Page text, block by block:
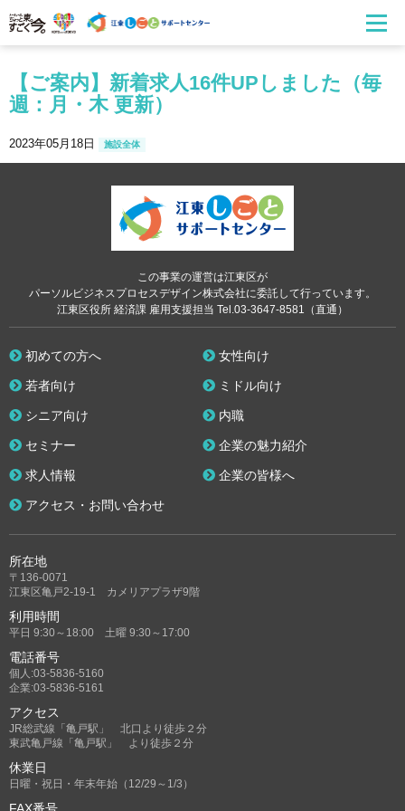
【ご案内】新着求人16件UPしました（毎
週：月・木 更新）
2023年05月18日 施設全体
この事業の運営は江東区が
パーソルビジネスプロセスデザイン株式会社に委託して行っています。
江東区役所 経済課 雇用支援担当 Tel.03-3647-8581（直通）
所在地
〒136-0071
江東区亀戸2-19-1 カメリアプラザ9階
利用時間
平日 9:30～18:00 土曜 9:30～17:00
電話番号
個人:03-5836-5160
企業:03-5836-5161
アクセス
JR総武線「亀戸駅」 北口より徒歩２分
東武亀戸線「亀戸駅」 より徒歩２分
休業日
日曜・祝日・年末年始（12/29～1/3）
初めての方へ 女性向け
若者向け ミドル向け
シニア向け 内職
セミナー 企業の魅力紹介
求人情報 企業の皆様へ
アクセス・お問い合わせ